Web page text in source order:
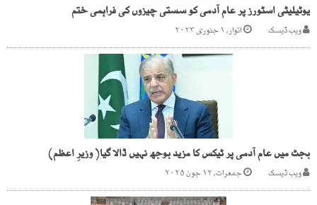
یوٹیلیٹی اسٹورز پر عام آدمی کو سستی چیزوں کی فراہمی ختم
ویب ڈیسک اتوار, ۱ جنوری ۲۰۲۳
بجٹ میں عام آدمی پر ٹیکس کا مزید بوجھ نہیں ڈالا گیا( وزیرِ اعظم)
ویب ڈیسک جمعرات, ۱۲ جون ۲۰۲۵